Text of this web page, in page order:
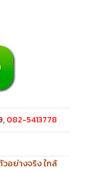
,082-5413778
อย่างจริง ใกล้